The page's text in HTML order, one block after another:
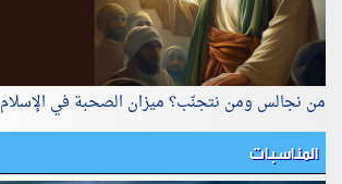
من نجالس ومن نتجنّب؟ ميزان الصحبة في الإسلام
المناسبات